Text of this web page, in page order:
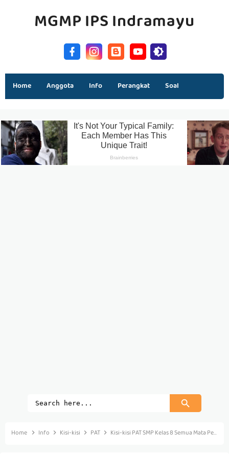
MGMP IPS Indramayu
Home Anggota Info Perangkat Soal
Home Info Kisi-kisi PAT Kisi-kisi PAT SMP Kelas 8 Semua Mata Pelajaran Kurikulum 2013 Tahun Pelajaran 2018/2019